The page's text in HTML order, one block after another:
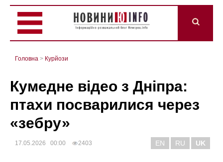
Головна > Курйози
Кумедне відео з Дніпра:
птахи посварилися через
«зебру»
17.05.2026 00:00 2403 EN RU UK